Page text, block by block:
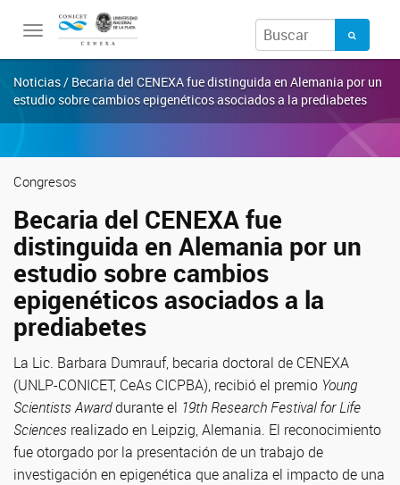
Toggle
Noticias / Becaria del CENEXA fue distinguida en Alemania por un
estudio sobre cambios epigenéticos asociados a la prediabetes
Congresos
Becaria del CENEXA fue
distinguida en Alemania por un
estudio sobre cambios
epigenéticos asociados a la
prediabetes
La Lic. Barbara Dumrauf, becaria doctoral de CENEXA
(UNLP-CONICET, CeAs CICPBA), recibió el premio Young
Scientists Awarddurante el 19th Research Festival for Life
Sciences realizado en Leipzig, Alemania. El reconocimiento
fue otorgado por la presentación de un trabajo de
investigación en epigenética que analiza el impacto de una